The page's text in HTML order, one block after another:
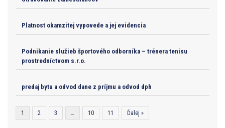
Platnost okamzitej vypovede a jej evidencia
Podnikanie služieb športového odborníka – trénera tenisu
prostredníctvom s.r.o.
predaj bytu a odvod dane z príjmu a odvod dph
1 2 3 … 10 11 Ďalej »